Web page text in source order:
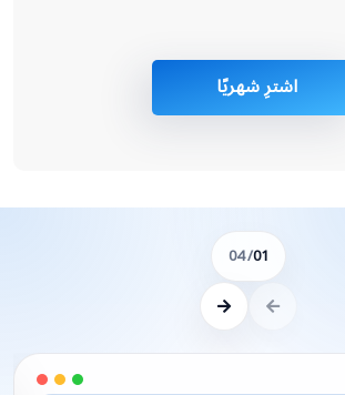
اشترِ شهريًا
01
/ 04